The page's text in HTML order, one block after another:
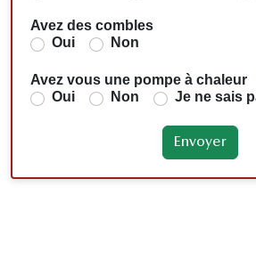
Avez des combles
Oui
Non
Avez vous une pompe à chaleur
Oui
Non Je ne sais